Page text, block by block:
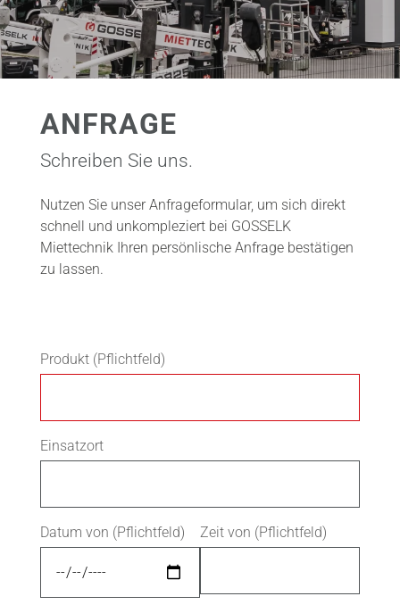
ANFRAGE
Schreiben Sie uns.
Nutzen Sie unser Anfrageformular, um sich direkt
schnell und unkompleziert bei GOSSELK
Miettechnik Ihren persönlische Anfrage bestätigen
zu lassen.
Produkt (Pflichtfeld)
Einsatzort
Datum von (Pflichtfeld) Zeit von (Pflichtfeld)